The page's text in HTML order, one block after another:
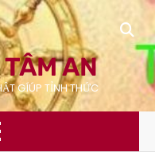
AN
GÍÚP TỈNH THỨC